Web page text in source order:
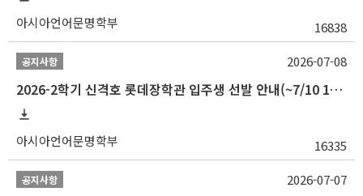
아시아언어문명학부 16838
공지사항
2026-2학기 신격호 롯데장학관 입주생 선발 안내(~7/10 10:00)
아시아언어문명학부 16335
2026-07-08
공지사항 2026-07-07